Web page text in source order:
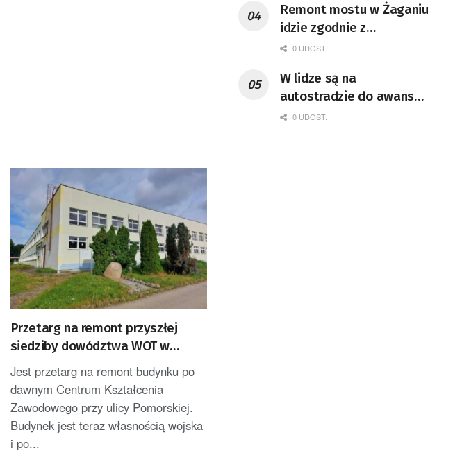
Przetarg na remont przyszłej
siedziby dowództwa WOT w
Gorzowie
Jest przetarg na remont budynku po
dawnym Centrum Kształcenia
Zawodowego przy ulicy Pomorskiej.
Budynek jest teraz własnością wojska
i po...
Remont mostu w Żaganiu
idzie zgodnie z
harmonogramem
0 UDOST.
W lidze są na
autostradzie do awansu,
ale kto z nich sięgnie po
0 UDOST.